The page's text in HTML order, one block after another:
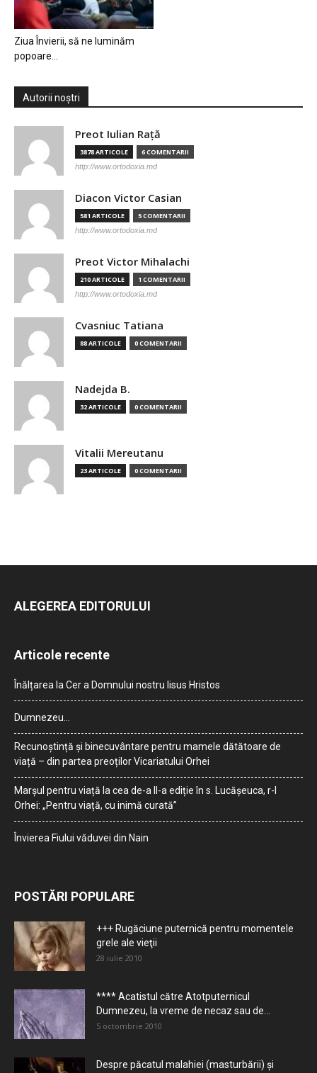
Ziua Învierii, să ne luminăm
popoare…
Autorii noștri
Preot Iulian Raţă
3878 ARTICOLE 6 COMENTARII
http://www.ortodoxia.md
Diacon Victor Casian
581 ARTICOLE 5 COMENTARII
http://www.ortodoxia.md
Preot Victor Mihalachi
210 ARTICOLE 1 COMENTARII
http://www.ortodoxia.md
Cvasniuc Tatiana
88 ARTICOLE 0 COMENTARII
Nadejda B.
32 ARTICOLE 0 COMENTARII
Vitalii Mereutanu
23 ARTICOLE 0 COMENTARII
ALEGEREA EDITORULUI
Articole recente
Înălțarea la Cer a Domnului nostru Iisus Hristos
Dumnezeu…
Recunoștință și binecuvântare pentru mamele dătătoare de
viață – din partea preoților Vicariatului Orhei
Marșul pentru viață la cea de-a II-a ediție în s. Lucășeuca, r-l
Orhei: „Pentru viață, cu inimă curată”
Învierea Fiului văduvei din Nain
POSTĂRI POPULARE
+++ Rugăciune puternică pentru momentele
grele ale vieţii
28 iulie 2010
**** Acatistul către Atotputernicul
Dumnezeu, la vreme de necaz sau de...
5 octombrie 2010
Despre păcatul malahiei (masturbării) şi